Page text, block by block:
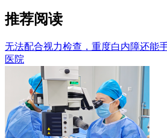
推荐阅读
无法配合视力检查，重度白内障还能
医院